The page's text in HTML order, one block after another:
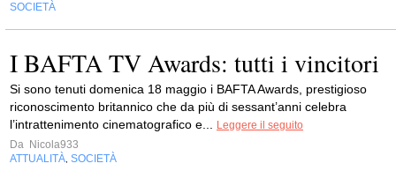
SOCIETÀ
I BAFTA TV Awards: tutti i vincitori
Si sono tenuti domenica 18 maggio i BAFTA Awards, prestigioso
riconoscimento britannico che da più di sessant’anni celebra
l’intrattenimento cinematografico e...
Leggere il seguito
Da Nicola933
ATTUALITÀ SOCIETÀ